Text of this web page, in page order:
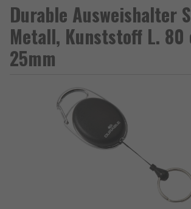
Durable Ausweishalter
Metall, Kunststoff L. 80
25mm